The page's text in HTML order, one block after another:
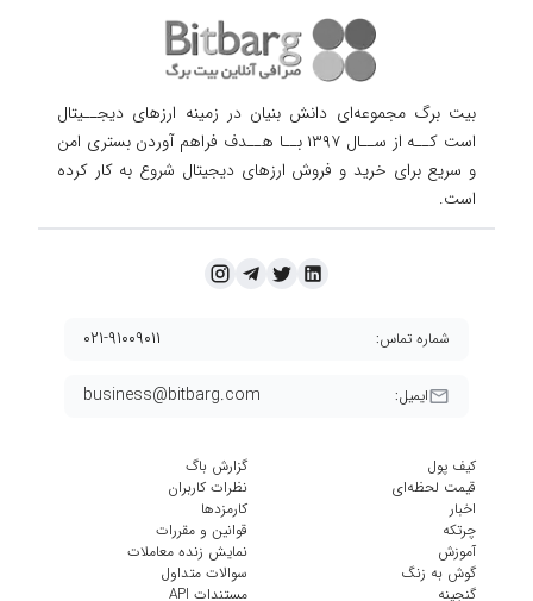
بیت برگ مجموعه‌ای دانش بنیان در زمینه ارزهای دیجــیتال
است کــه از ســال ۱۳۹۷ بــا هــدف فراهم آوردن
بستری امن
و سریع برای خرید و فروش ارزهای دیجیتال شروع به کار کرده
است.
ایمیل: business@bitbarg.com
شماره تماس: ۰۲۱-۹۱۰۰۹۰۱۱
کیف پول
قیمت لحظه‌ای
اخبار
چرتکه
آموزش
گوش به زنگ
گنجینه
گزارش باگ
نظرات کاربران
کارمزد‌ها
قوانین و مقررات
نمایش زنده معاملات
سوالات متداول
مستندات API